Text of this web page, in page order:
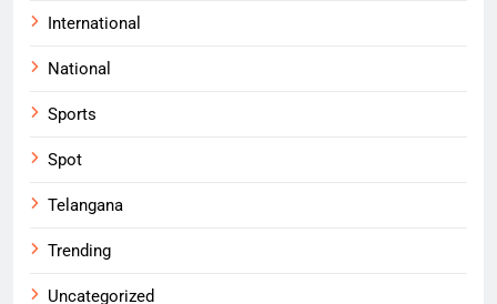
International
National
Sports
Spot
Telangana
Trending
Uncategorized